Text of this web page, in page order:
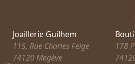
Joaillerie Guilhem
115, Rue Charles Feige
74120 Megève
178